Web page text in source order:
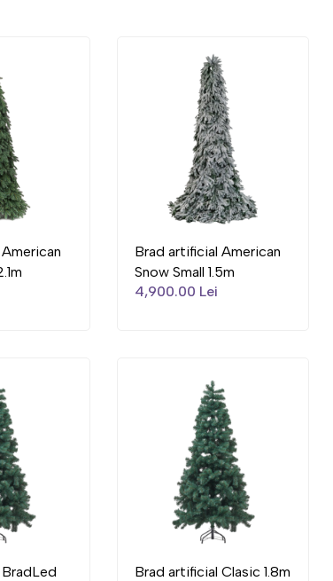
Brad artificial American
Snow Small 1.5m
4,900.00 Lei
Brad artificial Clasic 1.8m